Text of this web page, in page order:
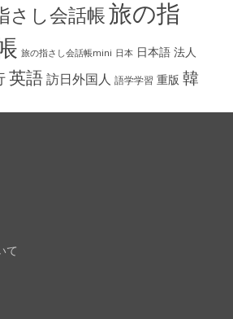
さし会話帳旅の指
旅の指さし会話帳mini 日本 日本語 法人
英語訪日外国人 語学学習 重版 韓
て